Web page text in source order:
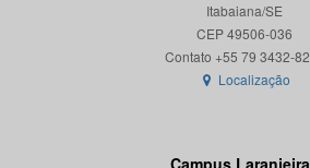
Itabaiana/SE
CEP 49506-036
Localização